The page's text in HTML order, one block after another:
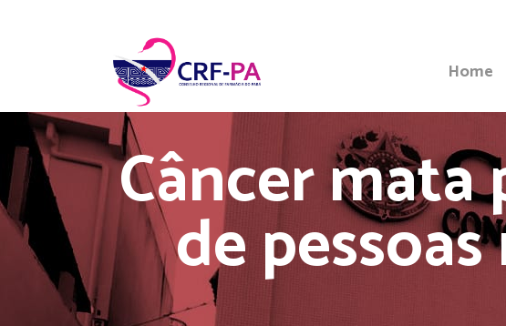
Home
Câncer
de